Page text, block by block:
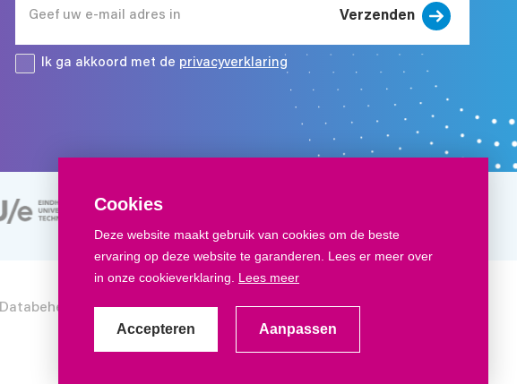
Cookies
Deze website maakt gebruik van cookies om de beste
ervaring op deze website te garanderen. Lees er meer over
in onze cookieverklaring. Lees meer
Accepteren Aanpassen
Verzenden
Ik ga akkoord met de privacyverklaring
Databeheer Klankbord App Veel gestelde vragen